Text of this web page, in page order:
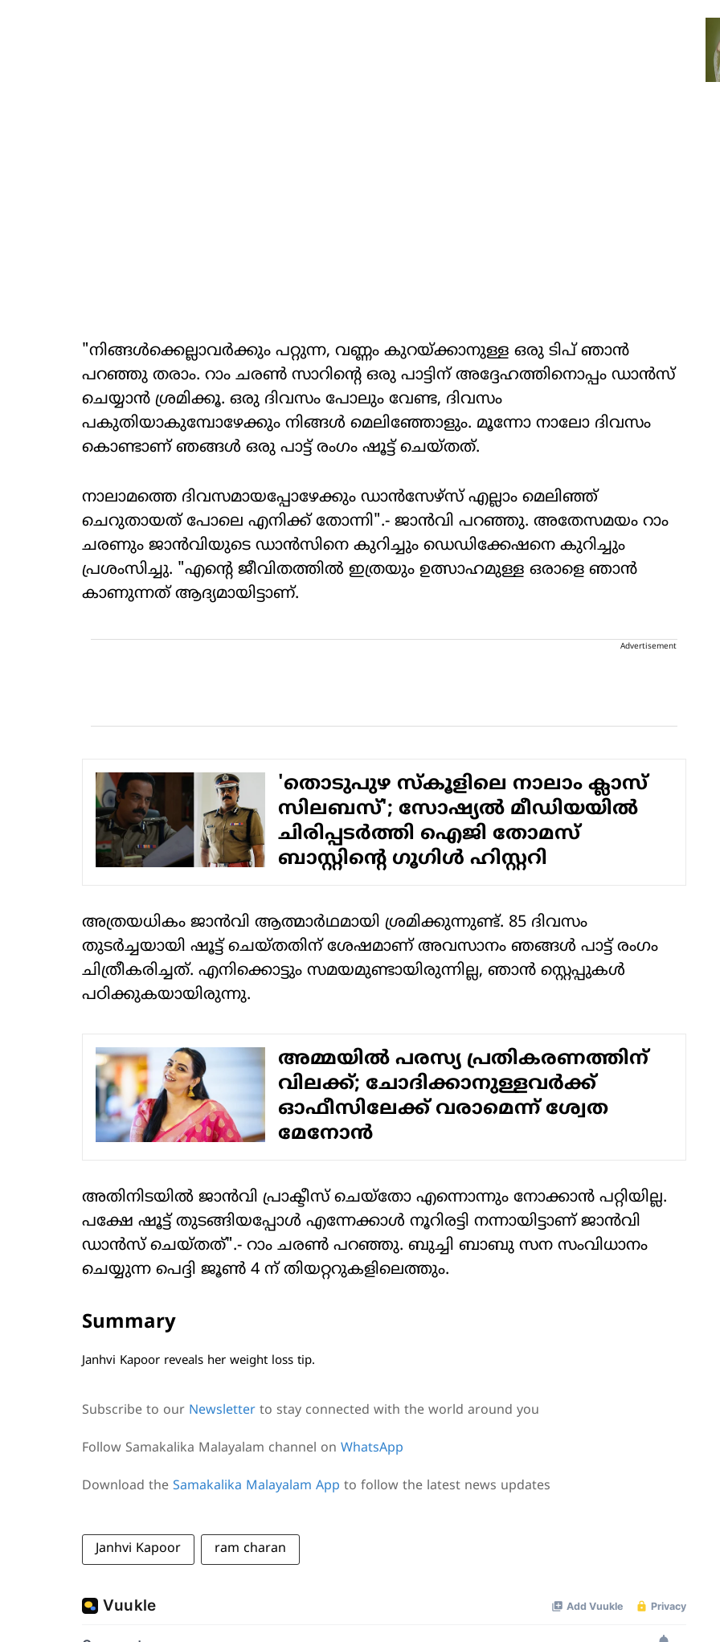
"നിങ്ങൾക്കെല്ലാവർക്കും പറ്റുന്ന, വണ്ണം കുറയ്ക്കാനുള്ള ഒരു ടിപ് ഞാൻ
പറഞ്ഞു തരാം. റാം ചരണ്‍ സാറിന്റെ ഒരു പാട്ടിന് അദ്ദേഹത്തിനൊപ്പം ഡാന്‍സ്
ചെയ്യാന്‍ ശ്രമിക്കൂ. ഒരു ദിവസം പോലും വേണ്ട, ദിവസം
പകുതിയാകുമ്പോഴേക്കും നിങ്ങൾ മെലിഞ്ഞോളും. മൂന്നോ നാലോ ദിവസം
കൊണ്ടാണ് ഞങ്ങൾ ഒരു പാട്ട് രം​ഗം ഷൂട്ട് ചെയ്തത്.
നാലാമത്തെ ദിവസമായപ്പോഴേക്കും ഡാൻസേഴ്സ് എല്ലാം മെലിഞ്ഞ്
ചെറുതായത് പോലെ എനിക്ക് തോന്നി".- ജാൻവി പറഞ്ഞു. അതേസമയം റാം
ചരണും ജാന്‍വിയുടെ ഡാന്‍സിനെ കുറിച്ചും ഡെഡിക്കേഷനെ കുറിച്ചും
പ്രശംസിച്ചു. "എന്റെ ജീവിതത്തില്‍ ഇത്രയും ഉത്സാഹമുള്ള ഒരാളെ ഞാന്‍
കാണുന്നത് ആദ്യമായിട്ടാണ്.
Advertisement
'തൊടുപുഴ സ്കൂളിലെ നാലാം ക്ലാസ്
സിലബസ്'; സോഷ്യൽ മീഡിയയിൽ
ചിരിപ്പടർത്തി ഐജി തോമസ്
ബാസ്റ്റിന്റെ ​ഗൂ​ഗിൾ ഹിസ്റ്ററി
അത്രയധികം ജാന്‍വി ആത്മാര്‍ഥമായി ശ്രമിക്കുന്നുണ്ട്. 85 ദിവസം
തുടര്‍ച്ചയായി ഷൂട്ട് ചെയ്തതിന് ശേഷമാണ് അവസാനം ഞങ്ങള്‍ പാട്ട് രംഗം
ചിത്രീകരിച്ചത്. എനിക്കൊട്ടും സമയമുണ്ടായിരുന്നില്ല, ഞാന്‍ സ്റ്റെപ്പുകൾ
പഠിക്കുകയായിരുന്നു.
അമ്മയില്‍ പരസ്യ പ്രതികരണത്തിന്
വിലക്ക്; ചോദിക്കാനുള്ളവര്‍ക്ക്
ഓഫീസിലേക്ക് വരാമെന്ന് ശ്വേത
മേനോന്‍
അതിനിടയില്‍ ജാന്‍വി പ്രാക്ടീസ് ചെയ്‌തോ എന്നൊന്നും നോക്കാന്‍ പറ്റിയില്ല.
പക്ഷേ ഷൂട്ട് തുടങ്ങിയപ്പോള്‍ എന്നേക്കാള്‍ നൂറിരട്ടി നന്നായിട്ടാണ് ജാന്‍വി
ഡാന്‍സ് ചെയ്തത്".- റാം ചരൺ പറഞ്ഞു. ബുച്ചി ബാബു സന സംവിധാനം
ചെയ്യുന്ന പെദ്ദി ജൂണ്‍ 4 ന് തിയറ്ററുകളിലെത്തും.
Summary
Janhvi Kapoor reveals her weight loss tip.
Subscribe to our Newsletter to stay connected with the world around you
Follow Samakalika Malayalam channel on WhatsApp
Download the Samakalika Malayalam App to follow the latest news updates
Janhvi Kapoor ram charan